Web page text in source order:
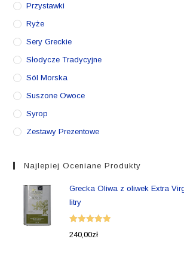
Przystawki
Ryże
Sery Greckie
Słodycze Tradycyjne
Sól Morska
Suszone Owoce
Syrop
Zestawy Prezentowe
Najlepiej Oceniane Produkty
Grecka Oliwa z oliwek Extra
litry
Oceniono
240,00zł